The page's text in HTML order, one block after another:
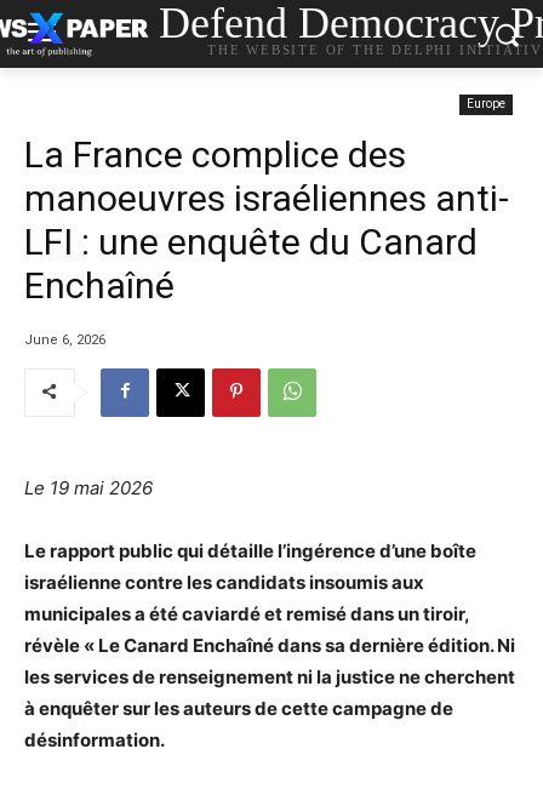
Defend Democracy
THE WEBSITE OF THE DELPHI
Europe
La France complice des
manoeuvres israéliennes anti-
LFI : une enquête du Canard
Enchaîné
June 6, 2026
Le 19 mai 2026
Le rapport public qui détaille l’ingérence d’une boîte
israélienne contre les candidats insoumis aux
municipales a été caviardé et remisé dans un tiroir,
révèle « Le Canard Enchaîné dans sa dernière édition. Ni
les services de renseignement ni la justice ne cherchent
à enquêter sur les auteurs de cette campagne de
désinformation.